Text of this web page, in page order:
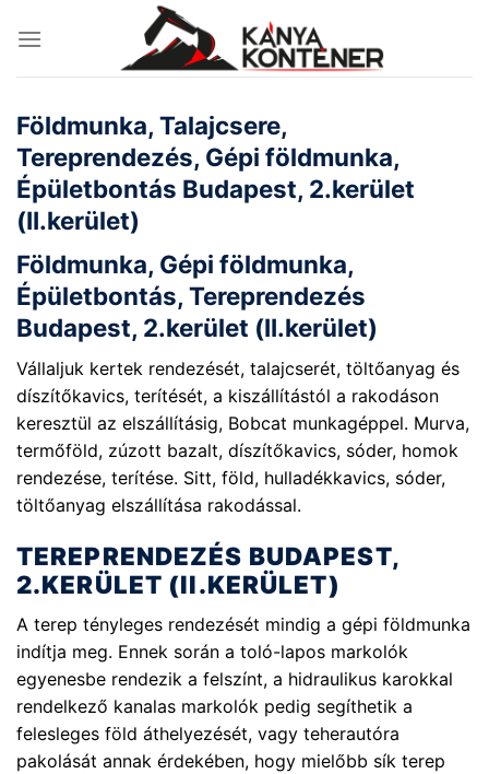
Földmunka, Talajcsere,
Tereprendezés, Gépi földmunka,
Épületbontás Budapest, 2.kerület
(II.kerület)
Földmunka, Gépi földmunka,
Épületbontás, Tereprendezés
Budapest, 2.kerület (II.kerület)
Vállaljuk kertek rendezését, talajcserét, töltőanyag és
díszítőkavics, terítését, a kiszállítástól a rakodáson
keresztül az elszállításig, Bobcat munkagéppel. Murva,
termőföld, zúzott bazalt, díszítőkavics, sóder, homok
rendezése, terítése. Sitt, föld, hulladékkavics, sóder,
töltőanyag elszállítása rakodással.
TEREPRENDEZÉS BUDAPEST,
2.KERÜLET (II.KERÜLET)
A terep tényleges rendezését mindig a gépi földmunka
indítja meg. Ennek során a toló-lapos markolók
egyenesbe rendezik a felszínt, a hidraulikus karokkal
rendelkező kanalas markolók pedig segíthetik a
felesleges föld áthelyezését, vagy teherautóra
pakolását annak érdekében, hogy mielőbb sík terep